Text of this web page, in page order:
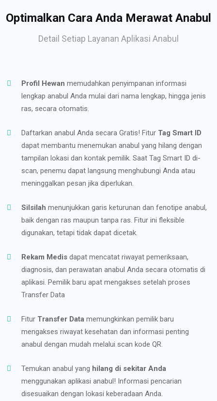
Optimalkan Cara Anda Merawat Anabul
Detail Setiap Layanan Aplikasi Anabul
Profil Hewan memudahkan penyimpanan informasi
lengkap anabul Anda mulai dari nama lengkap, hingga jenis
ras, secara otomatis.
Daftarkan anabul Anda secara Gratis! Fitur Tag Smart ID
dapat membantu menemukan anabul yang hilang dengan
tampilan lokasi dan kontak pemilik. Saat Tag Smart ID di-
scan, penemu dapat langsung menghubungi Anda atau
meninggalkan pesan jika diperlukan.
Silsilah menunjukkan garis keturunan dan fenotipe anabul,
baik dengan ras maupun tanpa ras. Fitur ini fleksible
digunakan, tetapi tidak dapat dicetak.
Rekam Medis dapat mencatat riwayat pemeriksaan,
diagnosis, dan perawatan anabul Anda secara otomatis di
aplikasi. Pemilik baru apat mengakses setelah proses
Transfer Data
Fitur Transfer Data memungkinkan pemilik baru
mengakses riwayat kesehatan dan informasi penting
anabul dengan mudah melalui scan kode QR.
Temukan anabul yang hilang di sekitar Anda
menggunakan aplikasi anabul! Informasi pencarian
disesuaikan dengan lokasi keberadaan Anda.